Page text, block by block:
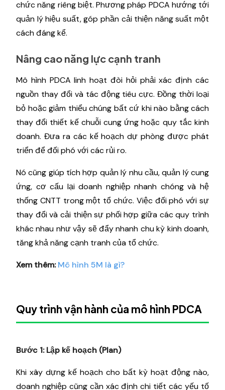
chức năng riêng biệt. Phương pháp PDCA hướng tới
quản lý hiệu suất, góp phần cải thiện năng suất một
cách đáng kể.
Nâng cao năng lực cạnh tranh
Mô hình PDCA linh hoạt đòi hỏi phải xác định các
nguồn thay đổi và tác động tiêu cực. Đồng thời loại
bỏ hoặc giảm thiểu chúng bất cứ khi nào bằng cách
thay đổi thiết kế chuỗi cung ứng hoặc quy tắc kinh
doanh. Đưa ra các kế hoạch dự phòng được phát
triển để đối phó với các rủi ro.
Nó cũng giúp tích hợp quản lý nhu cầu, quản lý cung
ứng, cơ cấu lại doanh nghiệp nhanh chóng và hệ
thống CNTT trong một tổ chức. Việc đối phó với sự
thay đổi và cải thiện sự phối hợp giữa các quy trình
khác nhau như vậy sẽ đẩy nhanh chu kỳ kinh doanh,
tăng khả năng cạnh tranh của tổ chức.
Xem thêm: Mô hình 5M là gì?
Quy trình vận hành của mô hình PDCA
Bước 1: Lập kế hoạch (Plan)
Khi xây dựng kế hoạch cho bất kỳ hoạt động nào,
doanh nghiệp cũng cần xác định chi tiết các yếu tố